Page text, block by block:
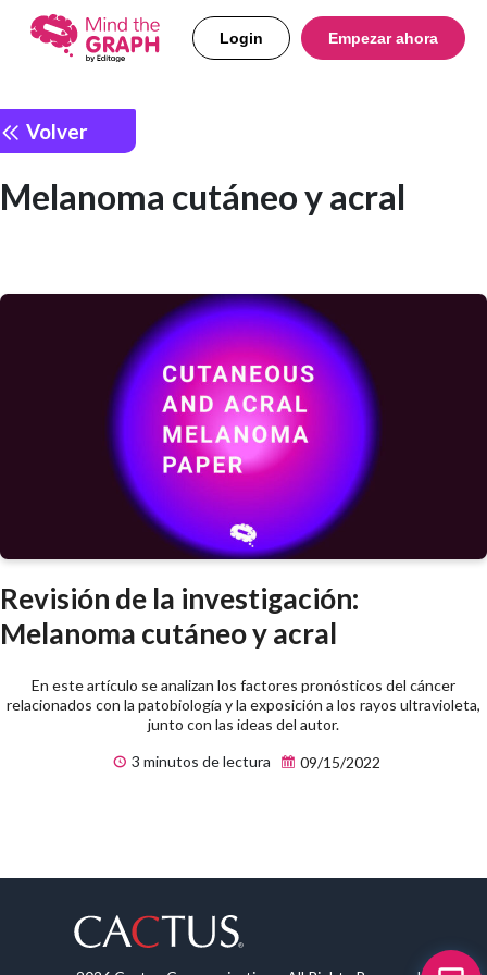
Login Empezar ahora
Volver
Melanoma cutáneo y acral
Revisión de la investigación:
Melanoma cutáneo y acral
En este artículo se analizan los factores pronósticos del cáncer
relacionados con la patobiología y la exposición a los rayos ultravioleta,
junto con las ideas del autor.
3 minutos de lectura
09/15/2022